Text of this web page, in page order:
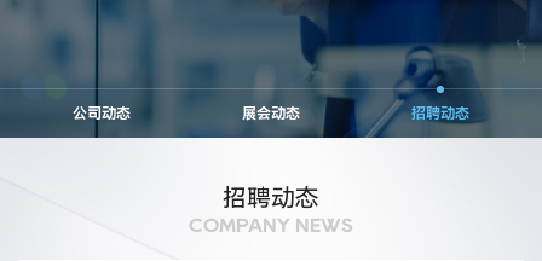
公司动态 展会动态 招聘动态
招聘动态
COMPANY NEWS